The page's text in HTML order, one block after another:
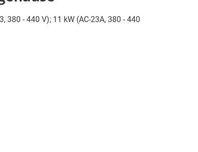
380 - 440 V); 11 kW (AC-23A, 380 - 440